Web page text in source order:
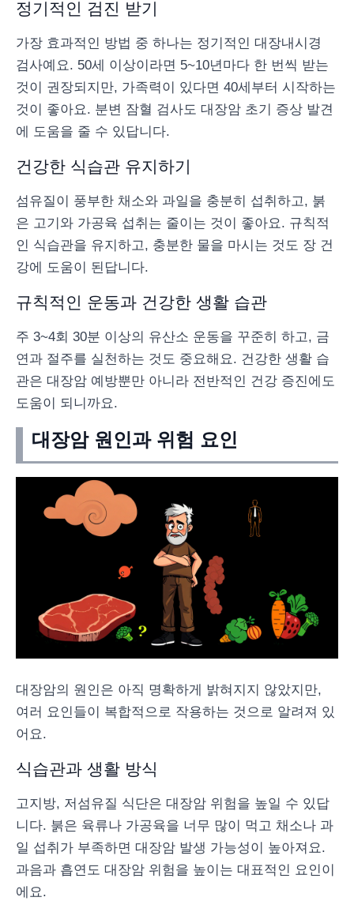
정기적인 검진 받기
가장 효과적인 방법 중 하나는 정기적인 대장내시경
검사예요. 50세 이상이라면 5~10년마다 한 번씩 받는
것이 권장되지만, 가족력이 있다면 40세부터 시작하는
것이 좋아요. 분변 잠혈 검사도 대장암 초기 증상 발견
에 도움을 줄 수 있답니다.
건강한 식습관 유지하기
섬유질이 풍부한 채소와 과일을 충분히 섭취하고, 붉
은 고기와 가공육 섭취는 줄이는 것이 좋아요. 규칙적
인 식습관을 유지하고, 충분한 물을 마시는 것도 장 건
강에 도움이 된답니다.
규칙적인 운동과 건강한 생활 습관
주 3~4회 30분 이상의 유산소 운동을 꾸준히 하고, 금
연과 절주를 실천하는 것도 중요해요. 건강한 생활 습
관은 대장암 예방뿐만 아니라 전반적인 건강 증진에도
도움이 되니까요.
대장암 원인과 위험 요인
대장암의 원인은 아직 명확하게 밝혀지지 않았지만,
여러 요인들이 복합적으로 작용하는 것으로 알려져 있
어요.
식습관과 생활 방식
고지방, 저섬유질 식단은 대장암 위험을 높일 수 있답
니다. 붉은 육류나 가공육을 너무 많이 먹고 채소나 과
일 섭취가 부족하면 대장암 발생 가능성이 높아져요.
과음과 흡연도 대장암 위험을 높이는 대표적인 요인이
에요.